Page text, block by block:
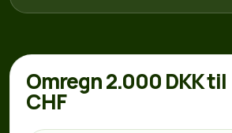
Omregn 2.000 DKK til
CHF